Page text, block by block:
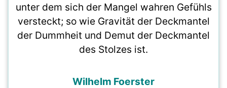
unter dem sich der Mangel wahren Gefühls
versteckt; so wie Gravität der Deckmantel
der Dummheit und Demut der Deckmantel
des Stolzes ist.
Wilhelm Foerster